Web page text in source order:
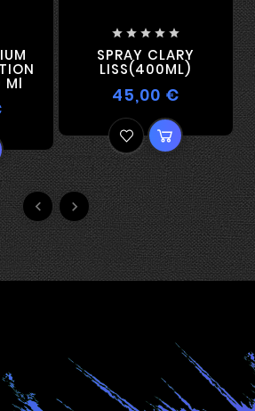
Ml
    
SPRAY CLARY
LISS(400ML)
45,00 €
 